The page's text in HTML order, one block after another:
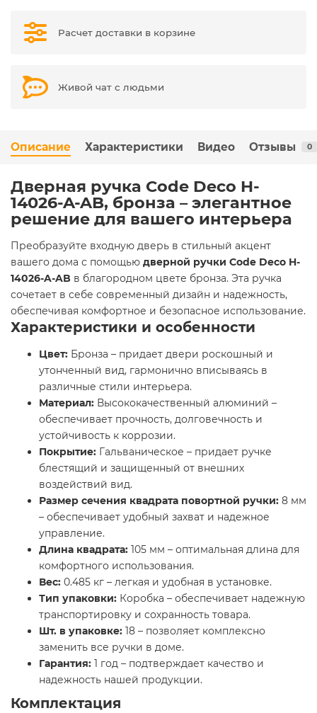
Расчет доставки в корзине
Живой чат с людьми
Описание Характеристики Видео Отзывы 0
Дверная ручка Code Deco H-
14026-A-AB, бронза – элегантное
решение для вашего интерьера
Преобразуйте входную дверь в стильный акцент
вашего дома с помощью дверной ручки Code Deco H-
14026-A-AB в благородном цвете бронза. Эта ручка
сочетает в себе современный дизайн и надежность,
обеспечивая комфортное и безопасное использование.
Характеристики и особенности
Цвет: Бронза – придает двери роскошный и
утонченный вид, гармонично вписываясь в
различные стили интерьера.
Материал: Высококачественный алюминий –
обеспечивает прочность, долговечность и
устойчивость к коррозии.
Покрытие: Гальваническое – придает ручке
блестящий и защищенный от внешних
воздействий вид.
Размер сечения квадрата повортной ручки: 8 мм
– обеспечивает удобный захват и надежное
управление.
Длина квадрата: 105 мм – оптимальная длина для
комфортного использования.
Вес: 0.485 кг – легкая и удобная в установке.
Тип упаковки: Коробка – обеспечивает надежную
транспортировку и сохранность товара.
Шт. в упаковке: 18 – позволяет комплексно
заменить все ручки в доме.
Гарантия: 1 год – подтверждает качество и
надежность нашей продукции.
Комплектация